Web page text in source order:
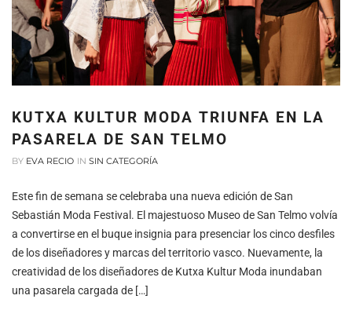
KUTXA KULTUR MODA TRIUNFA EN LA
PASARELA DE SAN TELMO
BY EVA RECIO IN SIN CATEGORÍA
Este fin de semana se celebraba una nueva edición de San
Sebastián Moda Festival. El majestuoso Museo de San Telmo volvía
a convertirse en el buque insignia para presenciar los cinco desfiles
de los diseñadores y marcas del territorio vasco. Nuevamente, la
creatividad de los diseñadores de Kutxa Kultur Moda inundaban
una pasarela cargada de […]